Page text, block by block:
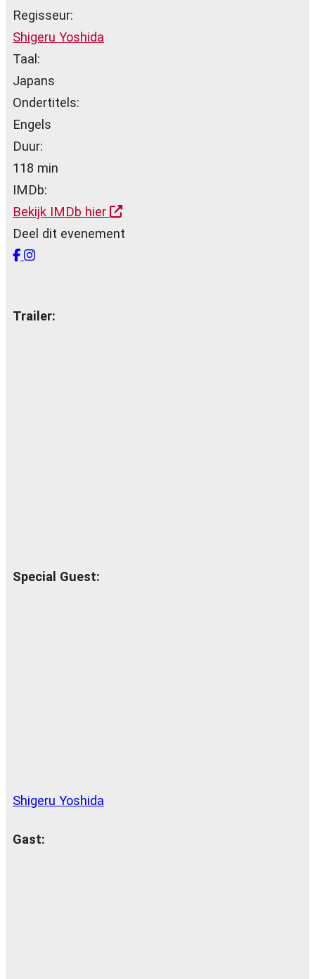
Regisseur:
Shigeru Yoshida
Taal:
Japans
Ondertitels:
Engels
Duur:
118 min
IMDb:
Bekijk IMDb hier
Deel dit evenement
Trailer:
Special Guest:
Shigeru Yoshida
Gast: